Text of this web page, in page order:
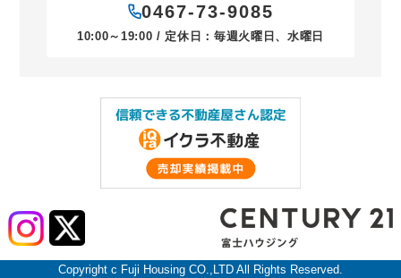
0467-73-9085
10:00～19:00 / 定休日：毎週火曜日、水曜日
Copyright c Fuji Housing CO.,LTD All Rights Reserved.